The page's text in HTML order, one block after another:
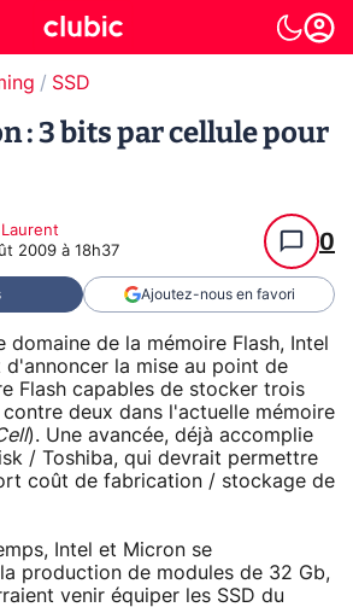
SSD
: 3 bits par cellule pour
2009 à 18h37 0
Ajoutez-nous en favori
domaine de la mémoire Flash, Intel
la mise au point de
Flash capables de stocker trois
deux dans l'actuelle mémoire
). Une avancée, déjà accomplie
/ Toshiba, qui devrait permettre
coût de fabrication / stockage de
Intel et Micron se
production de modules de 32 Gb,
venir équiper les SSD du